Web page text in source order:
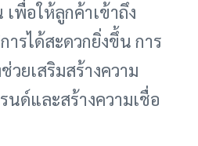
พื่อให้ลูกค้าเข้าถึง
รได้สะดวกยิ่งขึ้น การ
วยเสริมสร้างความ
นด์และสร้างความเชื่อ